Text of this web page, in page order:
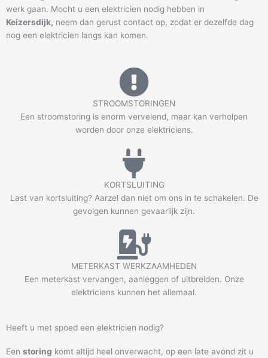
werk gaan. Mocht u een elektricien nodig hebben in
Keizersdijk, neem dan gerust contact op, zodat er dezelfde dag
nog een elektricien langs kan komen.
STROOMSTORINGEN
Een stroomstoring is enorm vervelend, maar kan verholpen
worden door onze elektriciens.
KORTSLUITING
Last van kortsluiting? Aarzel dan niet om ons in te schakelen. De
gevolgen kunnen gevaarlijk zijn.
METERKAST WERKZAAMHEDEN
Een meterkast vervangen, aanleggen of uitbreiden. Onze
elektriciens kunnen het allemaal.
Heeft u met spoed een elektricien nodig?
Een storing komt altijd heel onverwacht, op een late avond zit u